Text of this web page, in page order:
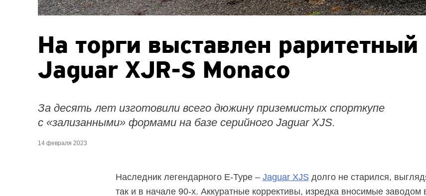
На торги выставлен раритетный
Jaguar XJR-S Monaco
За десять лет изготовили всего дюжину приземистых спорткупе
с «зализанными» формами на базе серийного Jaguar XJS.
14 февраля 2023
Наследник легендарного E-Type – Jaguar XJSдолго не старился,
так и в начале 90-х. Аккуратные коррективы, изредка вносимые заводом